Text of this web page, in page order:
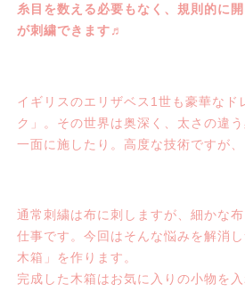
糸目を数える必要もなく、規則的に
が刺繍できます♬
イギリスのエリザベス1世も豪華な
ク」。その世界は奥深く、太さの違
一面に施したり。高度な技術ですが
通常刺繍は布に刺しますが、細かな
仕事です。今回はそんな悩みを解消
木箱」を作ります。
完成した木箱はお気に入りの小物を